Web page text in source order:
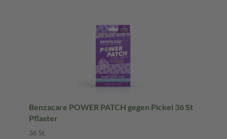
Benzacare POWER PATCH gegen Pickel 36 St
Pflaster
36 St